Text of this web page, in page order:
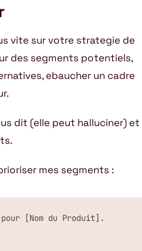
vite sur votre strategie de
des segments potentiels,
ebaucher un cadre
dit (elle peut halluciner) et
mes segments :
[Nom du Produit].